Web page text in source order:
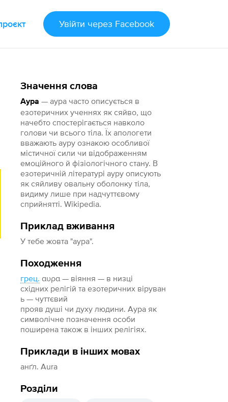
Увійти через Facebook
Значення слова
Аура — аура часто описується в
езотеричних ученнях як сяйво, що
начебто спостерігається навколо
голови чи всього тіла. Їх апологети
вважають ауру ознакою особливої
містичної сили чи відображенням
емоційного й фізіологічного стану. В
езотеричній літературі ауру описують
як сяйливу овальну оболонку тіла,
видиму лише при надчуттєвому
сприйнятті. Wikipedia.
Приклад вживання
У тебе жовта "аура".
Походження
грец. αυρα — віяння — в низці
східних релігій та езотеричних віруван
ь — чуттєвий
прояв душі чи духу людини. Аура як
символічне позначення особи
поширена також в інших релігіях.
Приклади в інших мовах
анґл. Aura
Розділи